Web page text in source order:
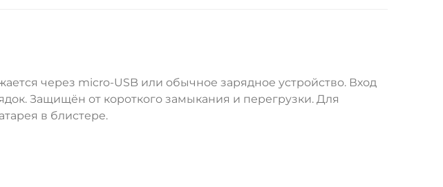
через micro-USB или обычное зарядное устройство. Вход
Защищён от короткого замыкания и перегрузки. Для
в блистере.